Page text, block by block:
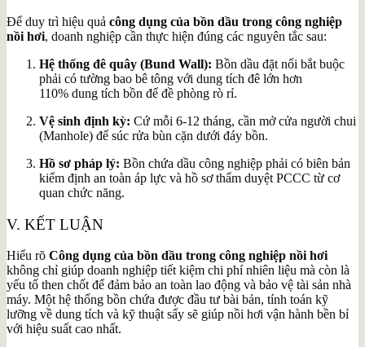
Để duy trì hiệu quả công dụng của bồn dầu trong công nghiệp
nồi hơi, doanh nghiệp cần thực hiện đúng các nguyên tắc sau:
Hệ thống đê quây (Bund Wall): Bồn dầu đặt nổi bắt buộc
phải có tường bao bê tông với dung tích đê lớn hơn
110% dung tích bồn để đề phòng rò rỉ.
Vệ sinh định kỳ: Cứ mỗi 6-12 tháng, cần mở cửa người chui
(Manhole) để súc rửa bùn cặn dưới đáy bồn.
Hồ sơ pháp lý: Bồn chứa dầu công nghiệp phải có biên bản
kiểm định an toàn áp lực và hồ sơ thẩm duyệt PCCC từ cơ
quan chức năng.
V. KẾT LUẬN
Hiểu rõ Công dụng của bồn dầu trong công nghiệp nồi hơi
không chỉ giúp doanh nghiệp tiết kiệm chi phí nhiên liệu mà còn là
yếu tố then chốt để đảm bảo an toàn lao động và bảo vệ tài sản nhà
máy. Một hệ thống bồn chứa được đầu tư bài bản, tính toán kỹ
lưỡng về dung tích và kỹ thuật sấy sẽ giúp nồi hơi vận hành bền bỉ
với hiệu suất cao nhất.